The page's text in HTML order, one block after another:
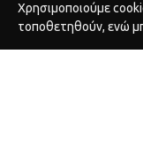
Χρησιμοποιούμε
τοποθετηθούν, ενώ